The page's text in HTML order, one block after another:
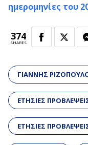
ημερομηνίες του
374
SHARES
ΓΙΑΝΝΗΣ
ΕΤΗΣΙΕΣ
ΕΤΗΣΙΕΣ